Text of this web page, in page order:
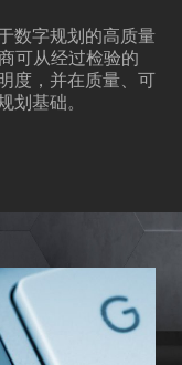
数字规划的高质量
可从经过检验的
度，并在质量、可
划基础。